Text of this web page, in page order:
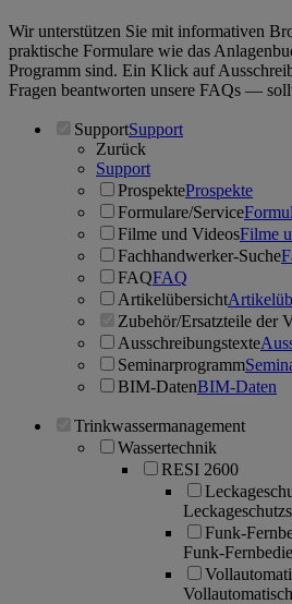
Wir unterstützen Sie mit informativen
praktische Formulare wie das
Programm sind. Ein Klick auf
Fragen beantworten unsere FAQs ―
SupportSupport
Zurück
Support
ProspekteProspekte
Formulare/Service
Filme und VideosFilme
Fachhandwerker-Suche
FAQFAQ
Artikelübersicht
Zubehör/Ersatzteile der
Ausschreibungstexte
Seminarprogramm
BIM-DatenBIM-Daten
Trinkwassermanagement
Wassertechnik
RESI 2600
Funk-
Funk-